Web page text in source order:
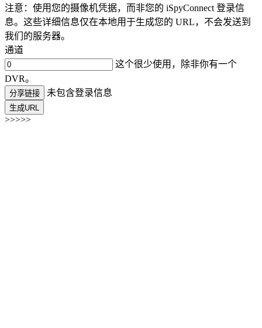
注意：使用您的摄像机凭据，而非您的 iSpyConnect 登录信
息。这些详细信息仅在本地用于生成您的 URL，不会发送到
我们的服务器。
通道
这个很少使用，除非你有一个
DVR。
分享链接 未包含登录信息
生成URL
>>>>>